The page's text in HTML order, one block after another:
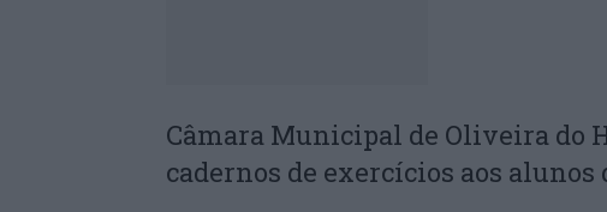
Câmara Municipal de Oliveira do
cadernos de exercícios aos alunos